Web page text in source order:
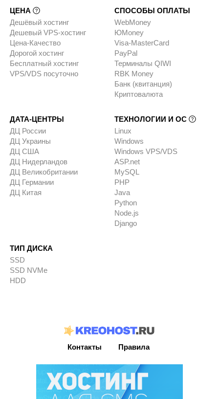
ЦЕНА
Дешёвый хостинг
Дешевый VPS-хостинг
Цена-Качество
Дорогой хостинг
Бесплатный хостинг
VPS/VDS посуточно
СПОСОБЫ ОПЛАТЫ
WebMoney
ЮMoney
Visa-MasterCard
PayPal
Терминалы QIWI
RBK Money
Банк (квитанция)
Криптовалюта
ДАТА-ЦЕНТРЫ
ДЦ России
ДЦ Украины
ДЦ США
ДЦ Нидерландов
ДЦ Великобритании
ДЦ Германии
ДЦ Китая
ТЕХНОЛОГИИ И ОС
Linux
Windows
Windows VPS/VDS
ASP.net
MySQL
PHP
Java
Python
Node.js
Django
ТИП ДИСКА
SSD
SSD NVMe
HDD
Контакты Правила